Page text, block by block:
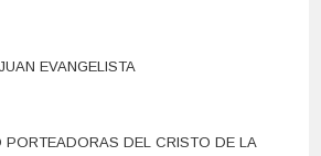
EVANGELISTA
PORTEADORAS DEL CRISTO DE LA